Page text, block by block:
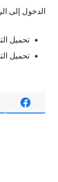
الدخول إلى
تحميل
تحميل